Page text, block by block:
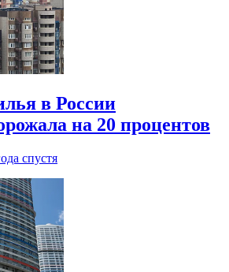
в России
на 20 процентов
спустя